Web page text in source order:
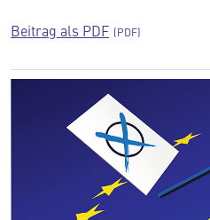
Beitrag als PDF